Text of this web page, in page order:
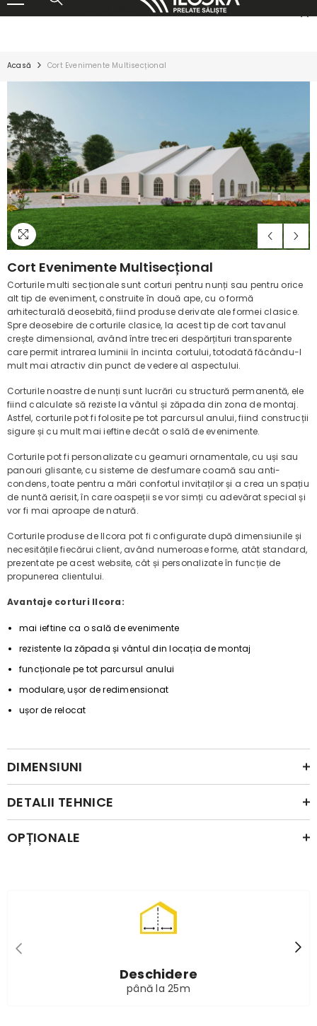
Sună acum:+40 726 180 820
Acasă Cort Evenimente Multisecțional
Cort Evenimente Multisecțional
Corturile multi secționale sunt corturi pentru nunți sau pentru orice
alt tip de eveniment, construite în două ape, cu o formă
arhitecturală deosebită, fiind produse derivate ale formei clasice.
Spre deosebire de corturile clasice, la acest tip de cort tavanul
crește dimensional, având între treceri despărțituri transparente
care permit intrarea luminii în incinta cortului, totodată făcându-l
mult mai atractiv din punct de vedere al aspectului.
Corturile noastre de nunți sunt lucrări cu structură permanentă, ele
fiind calculate să reziste la vântul și zăpada din zona de montaj.
Astfel, corturile pot fi folosite pe tot parcursul anului, fiind construcții
sigure și cu mult mai ieftine decât o sală de evenimente.
Corturile pot fi personalizate cu geamuri ornamentale, cu uși sau
panouri glisante, cu sisteme de desfumare coamă sau anti-
condens, toate pentru a mări confortul invitaților și a crea un spațiu
de nuntă aerisit, în care oaspeții se vor simți cu adevărat special și
vor fi mai aproape de natură.
Corturile produse de Ilcora pot fi configurate după dimensiunile și
necesitățile fiecărui client, având numeroase forme, atât standard,
prezentate pe acest website, cât și personalizate în funcție de
propunerea clientului.
Avantaje corturi Ilcora:
mai ieftine ca o sală de evenimente
rezistente la zăpada și vântul din locația de montaj
funcționale pe tot parcursul anului
modulare, ușor de redimensionat
ușor de relocat
DIMENSIUNI
DETALII TEHNICE
OPȚIONALE
Deschidere
până la 25m